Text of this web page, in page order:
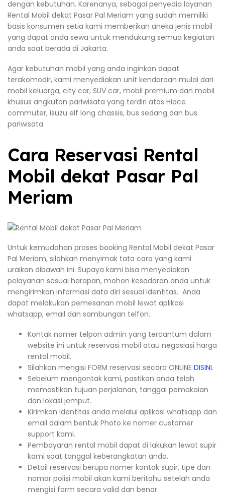
dengan kebutuhan. Karenanya, sebagai penyedia layanan
Rental Mobil dekat Pasar Pal Meriam yang sudah memiliki
basis konsumen setia kami memberikan aneka jenis mobil
yang dapat anda sewa untuk mendukung semua kegiatan
anda saat berada di Jakarta.
Agar kebutuhan mobil yang anda inginkan dapat
terakomodir, kami menyediakan unit kendaraan mulai dari
mobil keluarga, city car, SUV car, mobil premium dan mobil
khusus angkutan pariwisata yang terdiri atas Hiace
commuter, isuzu elf long chassis, bus sedang dan bus
pariwisata.
Cara Reservasi Rental
Mobil dekat Pasar Pal
Meriam
Untuk kemudahan proses booking Rental Mobil dekat Pasar
Pal Meriam, silahkan menyimak tata cara yang kami
uraikan dibawah ini. Supaya kami bisa menyediakan
pelayanan sesuai harapan, mohon kesadaran anda untuk
mengirimkan informasi data diri sesuai identitas. Anda
dapat melakukan pemesanan mobil lewat aplikasi
whatsapp, email dan sambungan telfon.
Kontak nomer telpon admin yang tercantum dalam
website ini untuk reservasi mobil atau negosiasi harga
rental mobil.
Silahkan mengisi FORM reservasi secara ONLINE DISINI.
Sebelum mengontak kami, pastikan anda telah
memastikan tujuan perjalanan, tanggal pemakaian
dan lokasi jemput.
Kirimkan identitas anda melalui aplikasi whatsapp dan
email dalam bentuk Photo ke nomer customer
support kami.
Pembayaran rental mobil dapat di lakukan lewat supir
kami saat tanggal keberangkatan anda.
Detail reservasi berupa nomer kontak supir, tipe dan
nomor polisi mobil akan kami beritahu setelah anda
mengisi form secara valid dan benar